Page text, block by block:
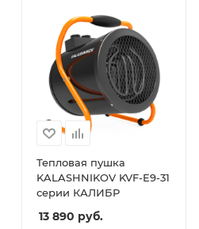
Тепловая пушка
KALASHNIKOV KVF-E9-31
серии КАЛИБР
13 890 руб.